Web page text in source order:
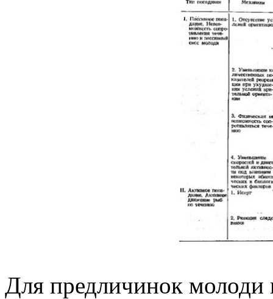
Для предличинок молоди